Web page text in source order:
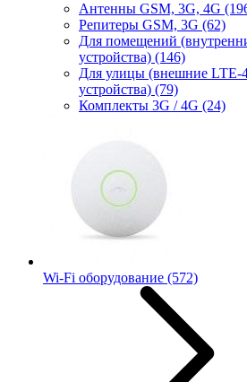
Антенны GSM, 3G, 4G
Репитеры GSM, 3G (62)
Для помещений
устройства) (146)
Для улицы (внешние LTE-
устройства) (79)
Комплекты 3G / 4G (24)
Wi-Fi оборудование (572)